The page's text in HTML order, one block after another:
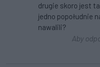
drugie skoro jest
jedno popołudnie
nawalili?
Aby